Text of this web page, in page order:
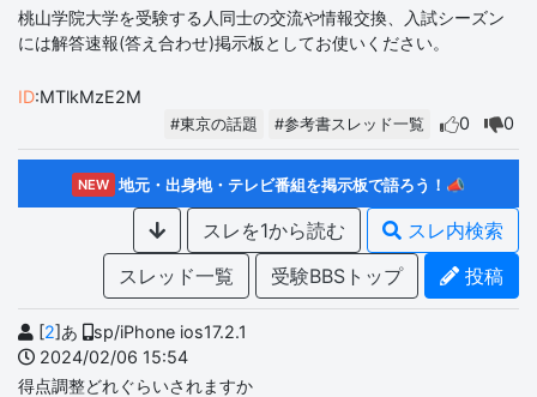
桃山学院大学を受験する人同士の交流や情報交換、入試シーズン
には解答速報(答え合わせ)掲示板としてお使いください。
ID:MTlkMzE2M
#東京の話題 #参考書スレッド一覧 0 0
NEW 地元・出身地・テレビ番組を掲示板で語ろう！📣
スレを1から読む
スレ内検索
スレッド一覧
受験BBSトップ 投稿
[2]あ
sp/iPhone ios17.2.1
2024/02/06 15:54
得点調整どれぐらいされますか